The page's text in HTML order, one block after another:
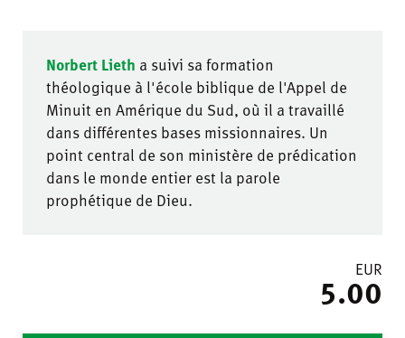
Norbert Lieth a suivi sa formation
théologique à l'école biblique de l'Appel de
Minuit en Amérique du Sud, où il a travaillé
dans différentes bases missionnaires. Un
point central de son ministère de prédication
dans le monde entier est la parole
prophétique de Dieu.
EUR
5.00